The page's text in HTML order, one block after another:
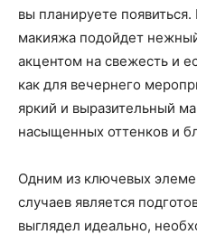
вы планируете
макияжа подойдет
акцентом на свежесть и
как для вечернего
яркий и выразительный
насыщенных оттенков и
Одним из ключевых
случаев является
выглядел идеально,